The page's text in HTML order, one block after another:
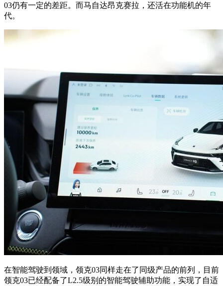
03仍有一定的差距。而马自达昂克赛拉，还活在功能机的年
代。
在智能驾驶到领域，领克03同样走在了同级产品的前列，目前
领克03已经配备了L2.5级别的智能驾驶辅助功能，实现了自适